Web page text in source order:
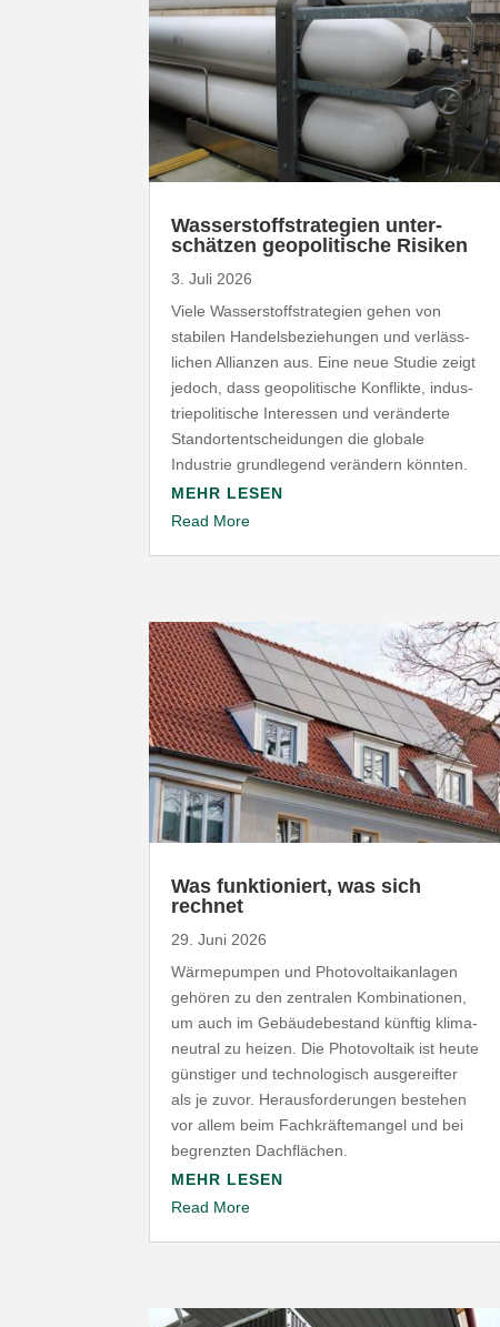
Wasser­stoff­stra­tegien unter­
schätzen geopo­li­tische Risiken
3. Juli 2026
Viele Wasser­stoff­stra­tegien gehen von
stabilen Handels­be­zie­hungen und verläss­
lichen Allianzen aus. Eine neue Studie zeigt
jedoch, dass geopo­li­tische Konflikte, indus­
trie­po­li­tische Inter­essen und verän­derte
Stand­ort­ent­schei­dungen die globale
Industrie grund­legend verändern könnten.
MEHR LESEN
Read More
Was funk­tio­niert, was sich
rechnet
29. Juni 2026
Wärme­pumpen und Photo­vol­ta­ik­an­lagen
gehören zu den zentralen Kombi­na­tionen,
um auch im Gebäu­de­be­stand künftig klima­
neutral zu heizen. Die Photo­voltaik ist heute
günstiger und tech­no­lo­gisch ausge­reifter
als je zuvor. Heraus­for­de­rungen bestehen
vor allem beim Fach­kräf­te­mangel und bei
begrenzten Dachflächen.
MEHR LESEN
Read More